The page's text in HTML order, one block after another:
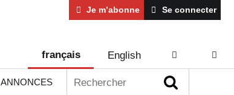
Je m’abonne Se connecter
ANNONCES
français English AIDE